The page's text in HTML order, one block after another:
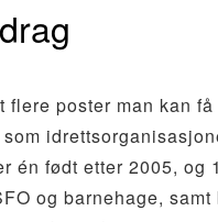
flere poster man kan
én født etter 2005, og
og barnehage,